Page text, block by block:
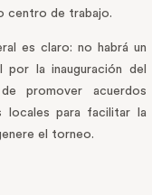
centro de trabajo.
es claro: no habrá un
la inauguración del
promover acuerdos
locales para facilitar la
el torneo.